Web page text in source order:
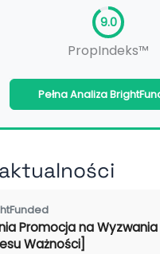
9.0
PropIndeks™
Pełna Analiza
Promocja na
Ważności]